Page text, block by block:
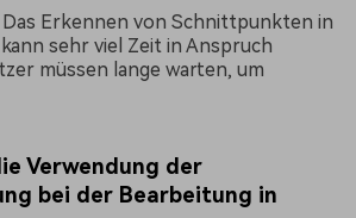
Erkennen von Schnittpunkten in
sehr viel Zeit in Anspruch
müssen lange warten, um
Verwendung der
bei der Bearbeitung in